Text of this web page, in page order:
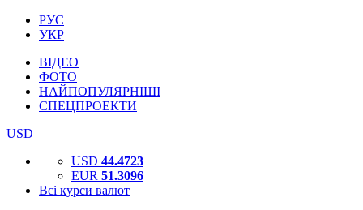
РУС
УКР
ВІДЕО
ФОТО
НАЙПОПУЛЯРНІШІ
СПЕЦПРОЕКТИ
USD
USD 44.4723
EUR 51.3096
Всі курси валют